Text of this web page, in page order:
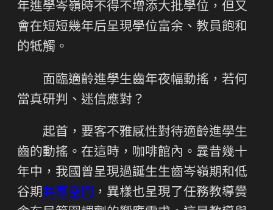
年進學岑嶺時不得不增添大批學位，但又
會在短短幾年后呈現學位富余、教員飽和
的牴觸。
面臨適齡進學生齒年夜幅動搖，若何
當真研判、迷信應對？
起首，要客不雅感性對待適齡進學生
齒的動搖。在這時，咖啡館內。曩昔幾十
年中，我國曾呈現過誕生生齒岑嶺期和低
谷期共享空間 ，異樣也呈現了任務教導黌